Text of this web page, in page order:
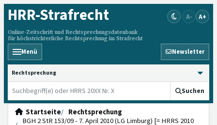
HRR-Strafrecht
Online-Zeitschrift und Rechtsprechungsdatenbank
für höchstrichterliche Rechtsprechung im Strafrecht
A- A+
Menü Newsletter
HRRS durchsuchen
Suchen
Startseite
Rechtsprechung
BGH 2 StR 153/09 - 7. April 2010 (LG Limburg) [= HRRS 2010